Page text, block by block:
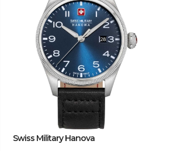
Swiss Military Hanova